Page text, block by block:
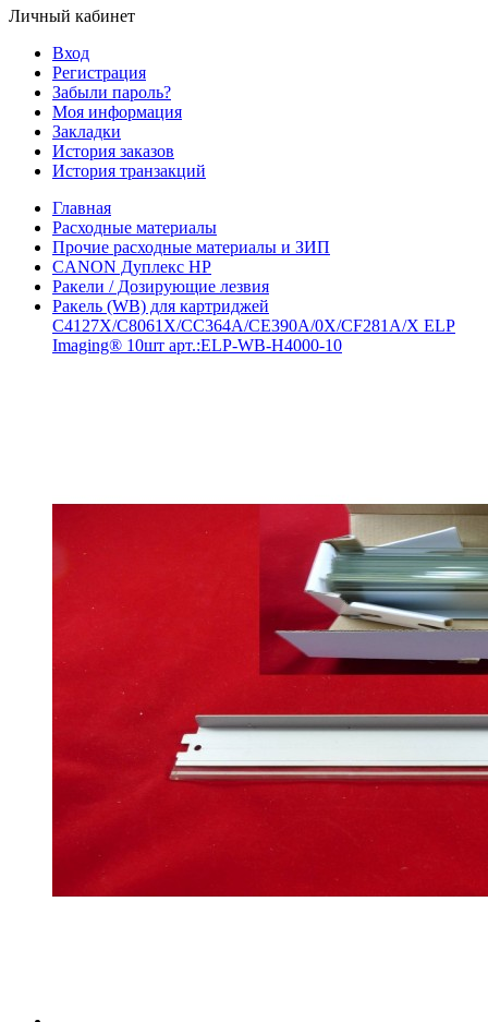
Личный кабинет
Вход
Регистрация
Забыли пароль?
Моя информация
Закладки
История заказов
История транзакций
Главная
Расходные материалы
Прочие расходные материалы и ЗИП
CANON Дуплекс HP
Ракели / Дозирующие лезвия
Ракель (WB) для картриджей
C4127X/C8061X/CC364A/CE390A/0X/CF281A/X ELP
Imaging® 10шт арт.:ELP-WB-H4000-10